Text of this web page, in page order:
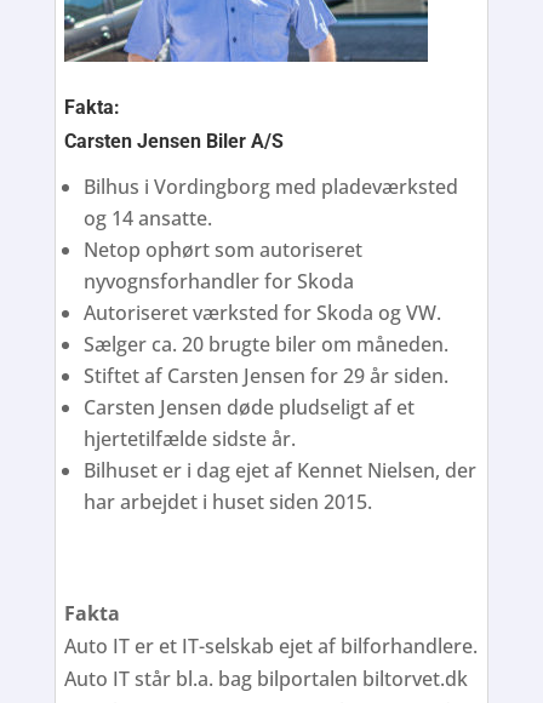
Fakta:
Carsten Jensen Biler A/S
Bilhus i Vordingborg med pladeværksted
og 14 ansatte.
Netop ophørt som autoriseret
nyvognsforhandler for Skoda
Autoriseret værksted for Skoda og VW.
Sælger ca. 20 brugte biler om måneden.
Stiftet af Carsten Jensen for 29 år siden.
Carsten Jensen døde pludseligt af et
hjertetilfælde sidste år.
Bilhuset er i dag ejet af Kennet Nielsen, der
har arbejdet i huset siden 2015.
Fakta
Auto IT er et IT-selskab ejet af bilforhandlere.
Auto IT står bl.a. bag bilportalen biltorvet.dk